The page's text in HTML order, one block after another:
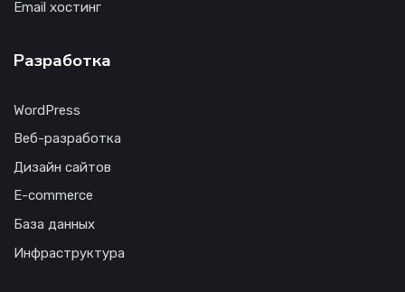
Email хостинг
Разработка
WordPress
Веб-разработка
Дизайн сайтов
E-commerce
База данных
Инфраструктура